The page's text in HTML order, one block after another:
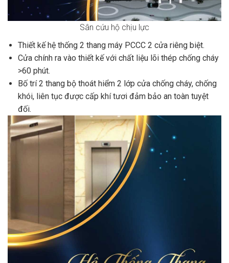
Sân cứu hộ chịu lực
Thiết kế hệ thống 2 thang máy PCCC 2 cửa riêng biệt.
Cửa chính ra vào thiết kế với chất liệu lõi thép chống cháy
>60 phút.
Bố trí 2 thang bộ thoát hiểm 2 lớp cửa chống cháy, chống
khói, liên tục được cấp khí tươi đảm bảo an toàn tuyệt
đối.